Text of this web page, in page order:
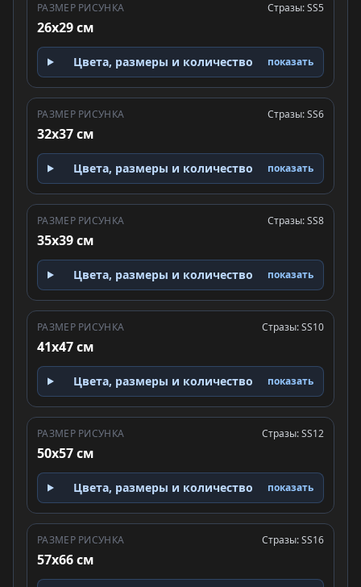
РАЗМЕР РИСУНКА
26x29 см
Стразы: SS5
Цвета, размеры и количество показать
РАЗМЕР РИСУНКА
32x37 см
Стразы: SS6
Цвета, размеры и количество показать
РАЗМЕР РИСУНКА
35x39 см
Стразы: SS8
Цвета, размеры и количество показать
РАЗМЕР РИСУНКА
41x47 см
Стразы: SS10
Цвета, размеры и количество показать
РАЗМЕР РИСУНКА
50x57 см
Стразы: SS12
Цвета, размеры и количество показать
РАЗМЕР РИСУНКА
57x66 см
Стразы: SS16